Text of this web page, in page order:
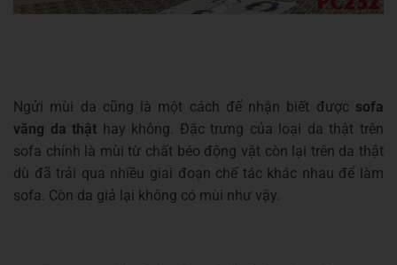
Ngửi mùi da cũng là một cách để nhận biết được sofa
văng da thật hay không. Đặc trưng của loại da thật trên
sofa chính là mùi từ chất béo động vật còn lại trên da thật
dù đã trải qua nhiều giai đoạn chế tác khác nhau để làm
sofa. Còn da giả lại không có mùi như vậy.